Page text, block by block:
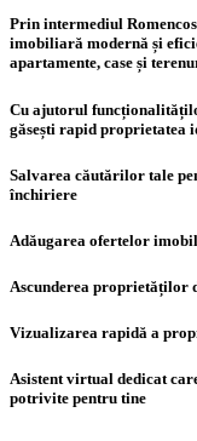
Prin intermediul
imobiliară modernă și
apartamente, case și
Cu ajutorul
găsești rapid proprietatea
Salvarea căutărilor tale
închiriere
Adăugarea ofertelor
Ascunderea proprietăților
Vizualizarea rapidă a
Asistent virtual dedicat
potrivite pentru tine